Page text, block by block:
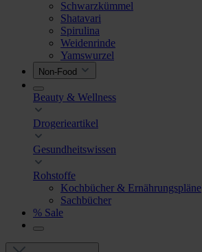
Schwarzkümmel
Shatavari
Spirulina
Weidenrinde
Yamswurzel
Non-Food
Beauty & Wellness
Drogerieartikel
Gesundheitswissen
Rohstoffe
Kochbücher & Ernährungspläne
Sachbücher
% Sale